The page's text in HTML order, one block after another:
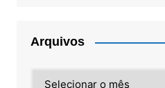
Arquivos